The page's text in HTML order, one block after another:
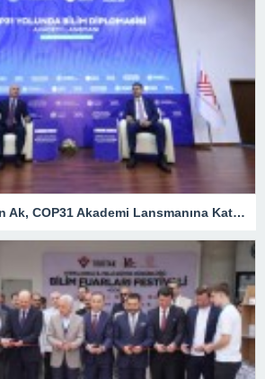
KLÜ Rektörü Rengin Ak, COP31 Akademi Lansmanına Katıldı